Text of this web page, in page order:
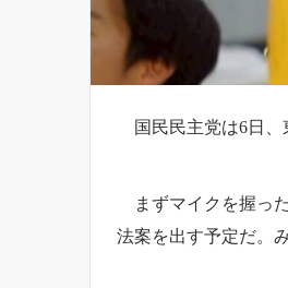
国民民主党は6日、
まずマイクを握っ
法案を出す予定だ。